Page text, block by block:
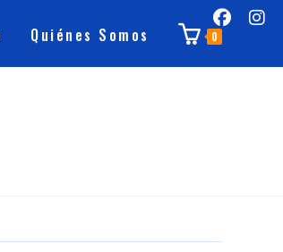
Quiénes Somos 0